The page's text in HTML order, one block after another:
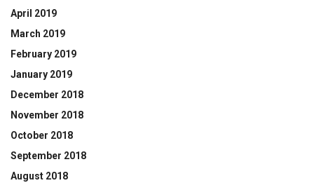
April 2019
March 2019
February 2019
January 2019
December 2018
November 2018
October 2018
September 2018
August 2018